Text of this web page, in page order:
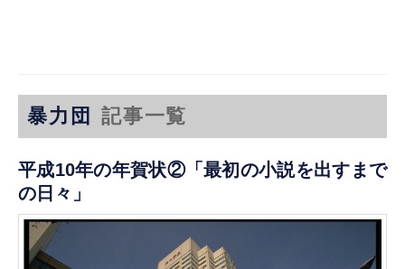
暴力団 記事一覧
平成10年の年賀状②「最初の小説を出すまで
の日々」